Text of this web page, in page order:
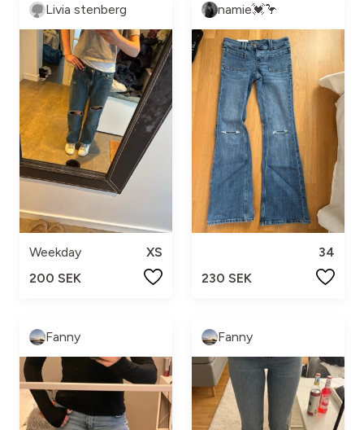
Livia stenberg
Weekday
XS
200 SEK
namie💓🦩
34
230 SEK
Fanny Fanny